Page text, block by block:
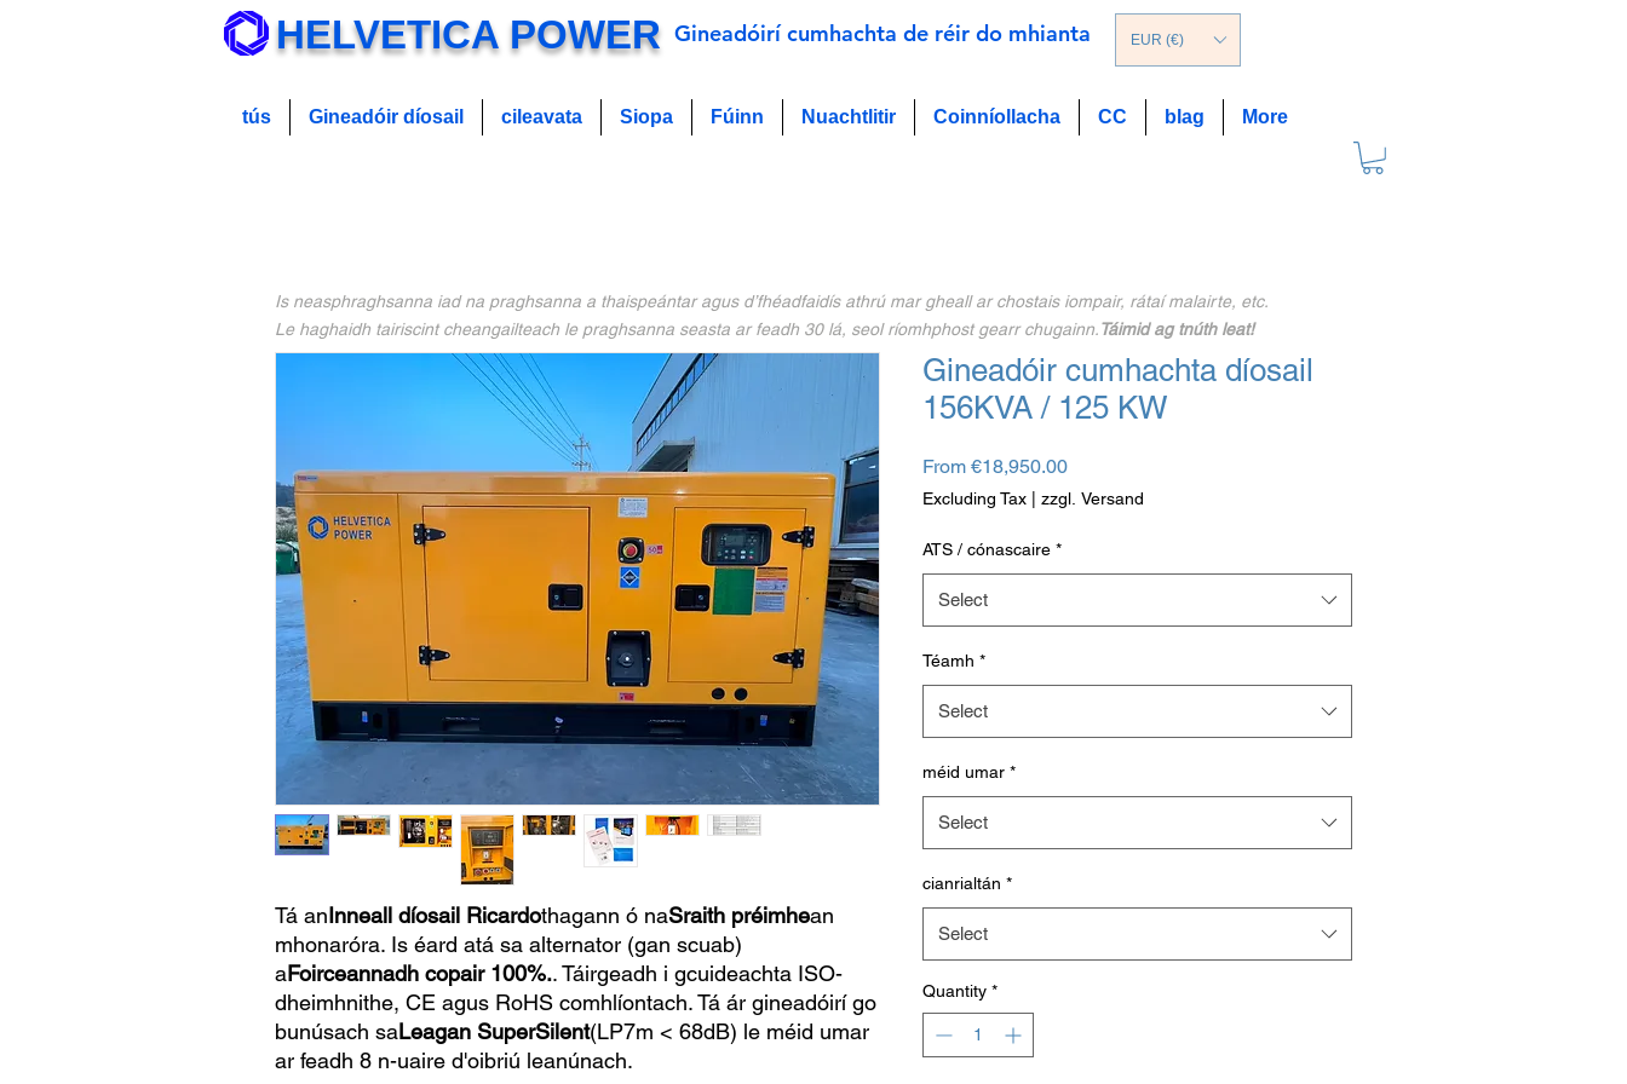
HELVETICA POWER Gineadóirí cumhachta de réir do mhianta EUR (€)
tús Gineadóir díosail cileavata Siopa Fúinn Nuachtlitir Coinníollacha CC blag More
Tá anInneall díosail Ricardothagann ó naSraith préimhean
mhonaróra. Is éard atá sa alternator (gan scuab)
aFoirceannadh copair 100%.. Táirgeadh i gcuideachta ISO-
dheimhnithe, CE agus RoHS comhlíontach. Tá ár gineadóirí go
bunúsach saLeagan SuperSilent(LP7m < 68dB) le méid umar
ar feadh 8 n-uaire d'oibriú leanúnach.
Gineadóir cumhachta díosail
156KVA / 125 KW
From €18,950.00Sale
Price
Excluding Tax zzgl. Versand
ATS / cónascaire *
Select
Téamh *
Select
méid umar *
Select
cianrialtán *
Select
Quantity *
Is neasphraghsanna iad na praghsanna a thaispeántar agus d’fhéadfaidís athrú mar gheall ar chostais iompair, rátaí malairte, etc.
Le haghaidh tairiscint cheangailteach le praghsanna seasta ar feadh 30 lá, seol ríomhphost gearr chugainn.Táimid ag tnúth leat!